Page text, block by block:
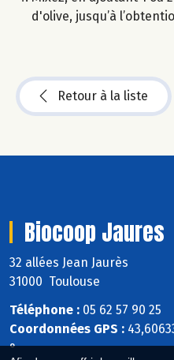
d'olive, jusqu’à
Retour à la liste
Biocoop Jaures
32 allées Jean Jaurès
31000 Toulouse
Téléphone : 05 62 57 90 25
Coordonnées GPS :
°